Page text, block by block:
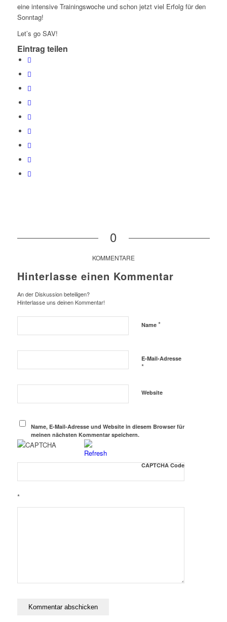
eine intensive Trainingswoche und schon jetzt viel Erfolg für den
Sonntag!
Let’s go SAV!
Eintrag teilen
0
KOMMENTARE
Hinterlasse einen Kommentar
An der Diskussion beteiligen?
Hinterlasse uns deinen Kommentar!
Name *
E-Mail-Adresse
*
Website
Name, E-Mail-Adresse und Website in diesem Browser für
meinen nächsten Kommentar speichern.
CAPTCHA Code
*